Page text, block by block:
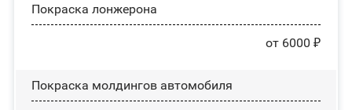
Покраска лонжерона
от 6000 ₽
Покраска молдингов автомобиля